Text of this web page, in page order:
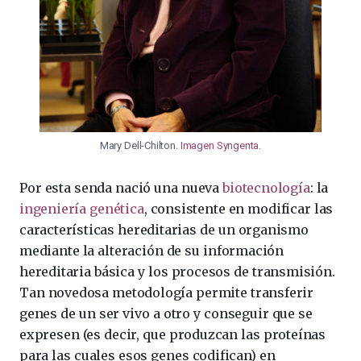
Mary Dell-Chilton. Imagen Syngenta
Por esta senda nació una nuevabiotecnología: la
ingeniería genética, consistente en modificar las
características hereditarias de un organismo
mediante la alteración de su información
hereditaria básica y los procesos de transmisión.
Tan novedosa metodología permite transferir
genes de un ser vivo a otro y conseguir que se
expresen (es decir, que produzcan las proteínas
para las cuales esos genes codifican) en